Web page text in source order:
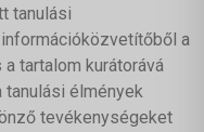
tanulási
a
tartalom kurátorává
tanulási élmények
tevékenységeket